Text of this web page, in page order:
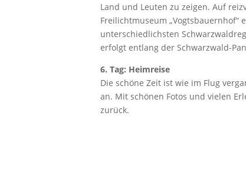
Land und Leuten zu zeigen. Auf
Freilichtmuseum „Vogtsbauernhof“
unterschiedlichsten
erfolgt entlang der Schwarzwald-
6. Tag: Heimreise
Die schöne Zeit ist wie im Flug
an. Mit schönen Fotos und vielen
zurück.